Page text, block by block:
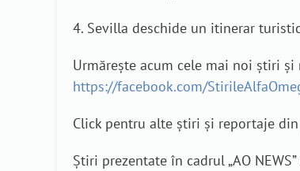
4. Sevilla deschide un itinerar
Urmărește acum cele mai noi știri
https://facebook.com/
Click pentru alte știri și reportaje
Știri prezentate în cadrul „AO